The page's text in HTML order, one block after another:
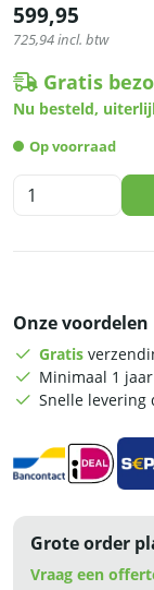
599,95
725,94incl. btw
Gratis
Nu besteld,
Op voorraad
HCB
Vrieskist
355
liter
230V
Onze voordelen
Gratis
Minimaal 1 jaar
Snelle levering
Grote order
Vraag een